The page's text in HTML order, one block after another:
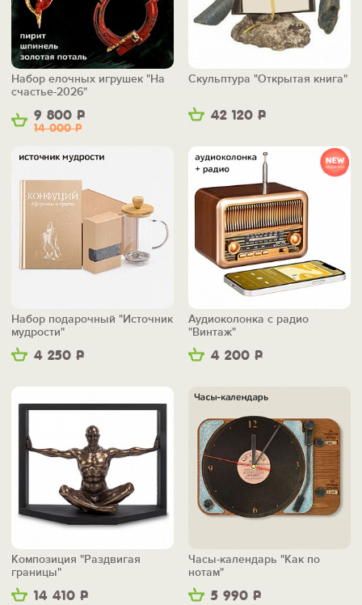
9 800 Р
14 000Р
Набор елочных игрушек "На
счастье-2026"
42 120 Р
Скульптура "Открытая книга"
4 250 Р
Набор подарочный "Источник
мудрости"
4 200 Р
Аудиоколонка с радио
"Винтаж"
14 410 Р
Композиция "Раздвигая
границы"
5 990 Р
Часы-календарь "Как по
нотам"